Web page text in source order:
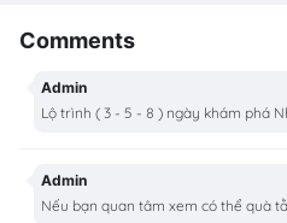
Comments
Admin
Lộ trình ( 3 - 5 - 8 ) ngày khám phá
Admin
Nếu bạn quan tâm xem có thể quà